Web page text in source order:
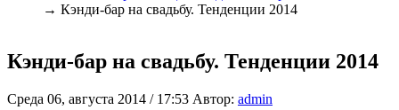
→ Кэнди-бар на свадьбу. Тенденции 2014
Кэнди-бар на свадьбу. Тенденции 2014
Среда 06, августа 2014 / 17:53 Автор: admin